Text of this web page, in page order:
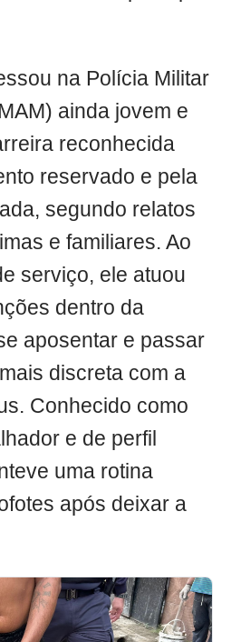
na Polícia Militar
ainda jovem e
reconhecida
reservado e pela
segundo relatos
e familiares. Ao
serviço, ele atuou
dentro da
aposentar e passar
discreta com a
Conhecido como
e de perfil
uma rotina
após deixar a